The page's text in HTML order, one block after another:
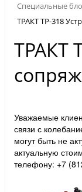
Специальные
ТРАКТ ТР-318
ТРАКТ
Уважаемые
связи с
могут быть не
актуальную
телефону: +7